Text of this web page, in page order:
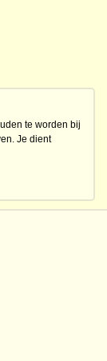
te worden bij
Je dient